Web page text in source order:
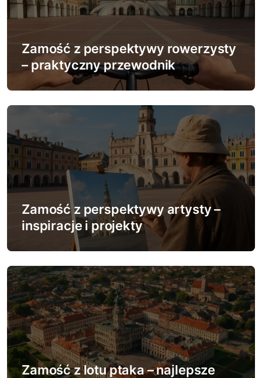
c
w
p
i
s
u
Zamość z perspektywy rowerzysty
– praktyczny przewodnik
Zamość z perspektywy artysty –
inspiracje i projekty
Zamość z lotu ptaka – najlepsze